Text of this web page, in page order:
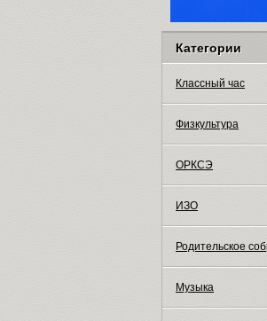
Категории
Классный час
Физкультура
ОРКСЭ
ИЗО
Родительское
Музыка